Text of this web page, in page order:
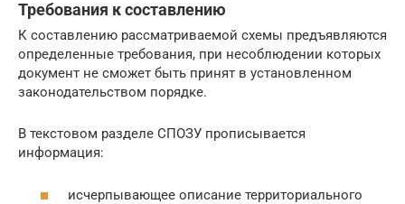
Требования к составлению
К составлению рассматриваемой схемы предъявляются
определенные требования, при несоблюдении которых
документ не сможет быть принят в установленном
законодательством порядке.
В текстовом разделе СПОЗУ прописывается
информация:
исчерпывающее описание территориального